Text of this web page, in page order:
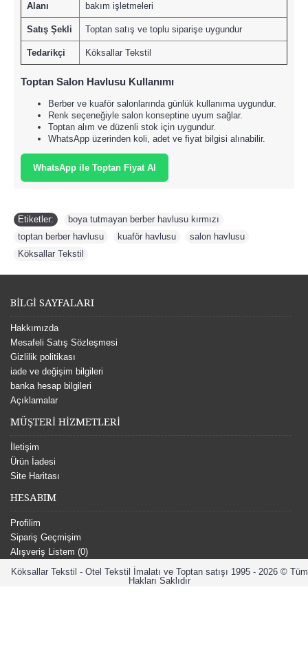
Alanı
bakım işletmeleri
Satış Şekli Toptan satış ve toplu siparişe uygundur
Tedarikçi Köksallar Tekstil
Toptan Salon Havlusu Kullanımı
Berber ve kuaför salonlarında günlük kullanıma uygundur.
Renk seçeneğiyle salon konseptine uyum sağlar.
Toptan alım ve düzenli stok için uygundur.
WhatsApp üzerinden koli, adet ve fiyat bilgisi alınabilir.
WhatsApp ile Toptan Fiyat Al
Etiketler: boya tutmayan berber havlusu kırmızı
toptan berber havlusu
kuaför havlusu salon havlusu
Köksallar Tekstil
BİLGİ SAYFALARI
Hakkımızda
Mesafeli Satış Sözleşmesi
Gizlilik politikası
iade ve değişim bilgileri
banka hesap bilgileri
Açıklamalar
MÜŞTERİ HİZMETLERİ
İletişim
Ürün İadesi
Site Haritası
HESABIM
Profilim
Sipariş Geçmişim
Alışveriş Listem (0)
Köksallar Tekstil - Otel Tekstil İmalatı ve Toptan satışı 1995 - 2026 © Tüm
Hakları Saklıdır